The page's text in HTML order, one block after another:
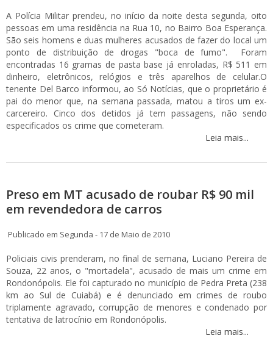
A Polícia Militar prendeu, no início da noite desta segunda, oito
pessoas em uma residência na Rua 10, no Bairro Boa Esperança.
São seis homens e duas mulheres acusados de fazer do local um
ponto de distribuição de drogas "boca de fumo". Foram
encontradas 16 gramas de pasta base já enroladas, R$ 511 em
dinheiro, eletrônicos, relógios e três aparelhos de celular.O
tenente Del Barco informou, ao Só Notícias, que o proprietário é
pai do menor que, na semana passada, matou a tiros um ex-
carcereiro. Cinco dos detidos já tem passagens, não sendo
especificados os crime que cometeram.
Leia mais...
Preso em MT acusado de roubar R$ 90 mil
em revendedora de carros
Publicado em Segunda - 17 de Maio de 2010
Policiais civis prenderam, no final de semana, Luciano Pereira de
Souza, 22 anos, o "mortadela", acusado de mais um crime em
Rondonópolis. Ele foi capturado no município de Pedra Preta (238
km ao Sul de Cuiabá) e é denunciado em crimes de roubo
triplamente agravado, corrupção de menores e condenado por
tentativa de latrocínio em Rondonópolis.
Leia mais...